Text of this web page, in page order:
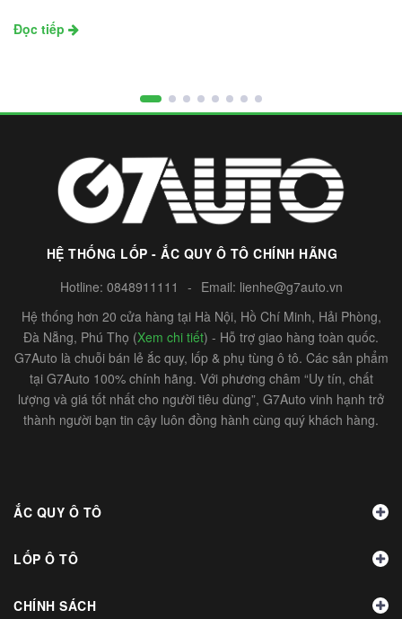
Đọc tiếp
HỆ THỐNG LỐP - ẮC QUY Ô TÔ CHÍNH HÃNG
Hotline: 0848911111 - Email: lienhe@g7auto.vn
Hệ thống hơn 20 cửa hàng tại Hà Nội, Hồ Chí Minh, Hải Phòng,
Đà Nẵng, Phú Thọ (Xem chi tiết) - Hỗ trợ giao hàng toàn quốc.
G7Auto là chuỗi bán lẻ ắc quy, lốp & phụ tùng ô tô. Các sản phẩm
tại G7Auto 100% chính hãng. Với phương châm “Uy tín, chất
lượng và giá tốt nhất cho người tiêu dùng”, G7Auto vinh hạnh trở
thành người bạn tin cậy luôn đồng hành cùng quý khách hàng.
ẮC QUY Ô TÔ
LỐP Ô TÔ
CHÍNH SÁCH